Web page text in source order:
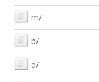
m/
b/
d/